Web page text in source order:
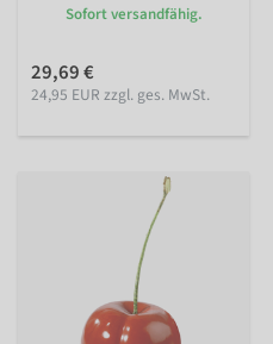
Sofort versandfähig.
29,69 €
24,95 EUR zzgl. ges. MwSt.